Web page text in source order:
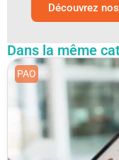
Découvrez
Dans la même
PAO